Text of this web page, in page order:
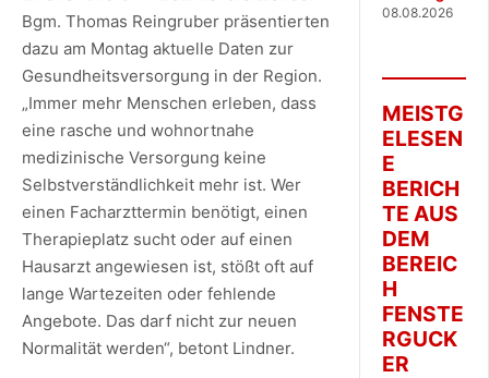
Bgm. Thomas Reingruber präsentierten
dazu am Montag aktuelle Daten zur
Gesundheitsversorgung in der Region.
„Immer mehr Menschen erleben, dass
eine rasche und wohnortnahe
medizinische Versorgung keine
Selbstverständlichkeit mehr ist. Wer
einen Facharzttermin benötigt, einen
Therapieplatz sucht oder auf einen
Hausarzt angewiesen ist, stößt oft auf
lange Wartezeiten oder fehlende
Angebote. Das darf nicht zur neuen
Normalität werden“, betont Lindner.
08.08.2026
MEISTG
ELESEN
E
BERICH
TE AUS
DEM
BEREIC
H
FENSTE
RGUCK
ER